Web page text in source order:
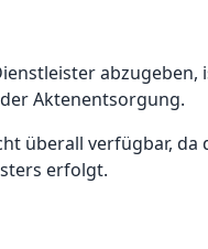
abzugeben,
Aktenentsorgung.
überall verfügbar, da
erfolgt.